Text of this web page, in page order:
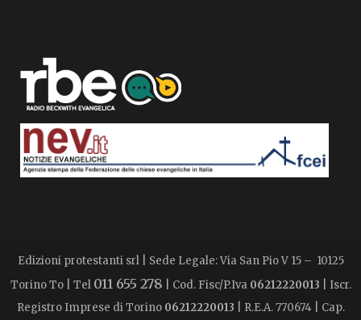
Edizioni protestanti srl | Sede Legale: Via San Pio V 15 – 10125
Torino To | Tel 011 655 278 | Cod. Fisc/P.Iva 06212220013 | Iscr.
Registro Imprese di Torino 06212220013 | R.E.A. 770674 | Cap.